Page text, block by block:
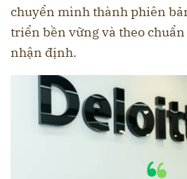
chuyển mình thành phiên
triển bền vững và theo chuẩn
nhận định.